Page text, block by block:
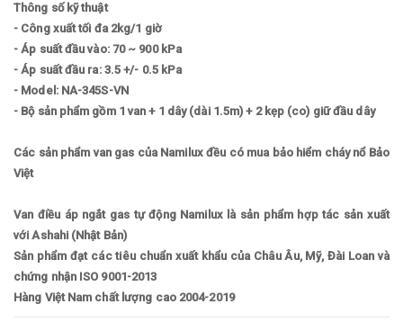
Thông số kỹ thuật
- Công xuất tối đa 2kg/1 giờ
- Áp suất đầu vào: 70 ~ 900 kPa
- Áp suất đầu ra: 3.5 +/- 0.5 kPa
- Model: NA-345S-VN
- Bộ sản phẩm gồm 1 van + 1 dây (dài 1.5m) + 2 kẹp (co) giữ đầu dây
Các sản phẩm van gas của Namilux đều có mua bảo hiểm cháy nổ Bảo
Việt
Van điều áp ngắt gas tự động Namilux là sản phẩm hợp tác sản xuất
với Ashahi (Nhật Bản)
Sản phẩm đạt các tiêu chuẩn xuất khẩu của Châu Âu, Mỹ, Đài Loan và
chứng nhận ISO 9001-2013
Hàng Việt Nam chất lượng cao 2004-2019